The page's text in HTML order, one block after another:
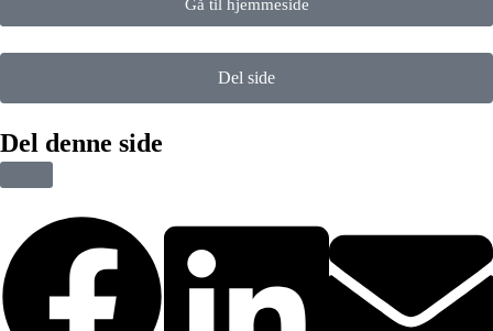
Gå til hjemmeside
Del side
Del denne side